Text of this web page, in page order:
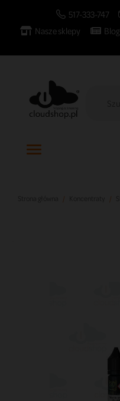
517-333-747
Nasze sklepy
Blog